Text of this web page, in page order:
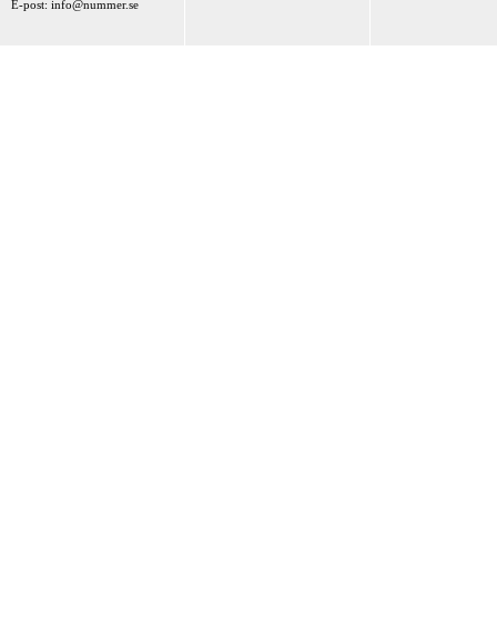
E-post: info@nummer.se